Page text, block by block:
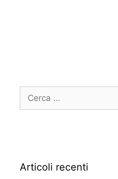
Articoli recenti